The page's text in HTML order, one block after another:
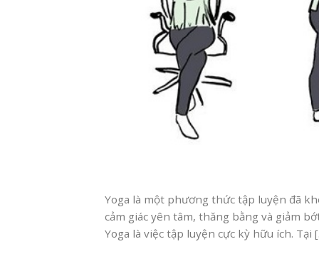
Yoga là một phương thức tập luyện đã
cảm giác yên tâm, thăng bằng và giảm
Yoga là việc tập luyện cực kỳ hữu ích. Tại